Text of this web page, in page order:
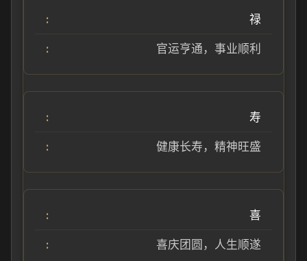
禄
官运亨通，事业顺利
寿
健康长寿，精神旺盛
喜
喜庆团圆，人生顺遂